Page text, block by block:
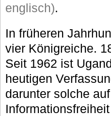
englisch).
In früheren
vier Königreiche.
Seit 1962 ist
heutigen
darunter solche